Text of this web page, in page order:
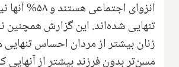
انزوای اجتماعی
تنهایی شده‌اند. این گزارش همچنین
زنان بیشتر از مردان احساس تنهایی
مسن‌تر بدون فرزند بیشتر از آنهایی